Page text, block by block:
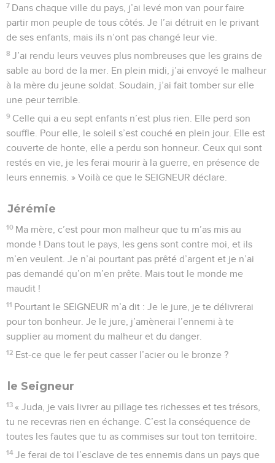
7 Dans chaque ville du pays, j’ai levé mon van pour faire
partir mon peuple de tous côtés. Je l’ai détruit en le privant
de ses enfants, mais ils n’ont pas changé leur vie.
8 J’ai rendu leurs veuves plus nombreuses que les grains de
sable au bord de la mer. En plein midi, j’ai envoyé le malheur
à la mère du jeune soldat. Soudain, j’ai fait tomber sur elle
une peur terrible.
9 Celle qui a eu sept enfants n’est plus rien. Elle perd son
souffle. Pour elle, le soleil s’est couché en plein jour. Elle est
couverte de honte, elle a perdu son honneur. Ceux qui sont
restés en vie, je les ferai mourir à la guerre, en présence de
leurs ennemis. » Voilà ce que le SEIGNEUR déclare.
Jérémie
10 Ma mère, c’est pour mon malheur que tu m’as mis au
monde ! Dans tout le pays, les gens sont contre moi, et ils
m’en veulent. Je n’ai pourtant pas prêté d’argent et je n’ai
pas demandé qu’on m’en prête. Mais tout le monde me
maudit !
11 Pourtant le SEIGNEUR m’a dit : Je le jure, je te délivrerai
pour ton bonheur. Je le jure, j’amènerai l’ennemi à te
supplier au moment du malheur et du danger.
12 Est-ce que le fer peut casser l’acier ou le bronze ?
le Seigneur
13 « Juda, je vais livrer au pillage tes richesses et tes trésors,
tu ne recevras rien en échange. C’est la conséquence de
toutes les fautes que tu as commises sur tout ton territoire.
14 Je ferai de toi l’esclave de tes ennemis dans un pays que